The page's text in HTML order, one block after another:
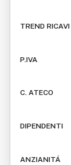
TREND RICAVI
P.IVA
C. ATECO
DIPENDENTI
ANZIANITÁ